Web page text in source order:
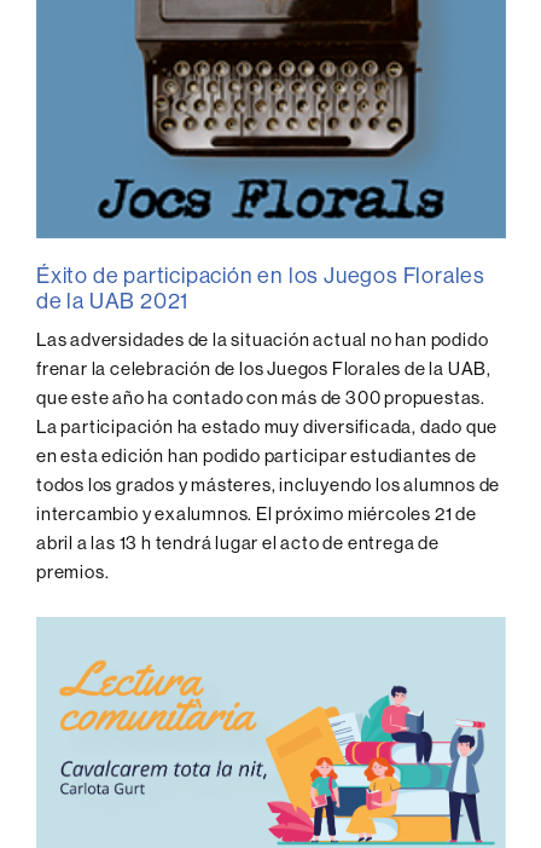
Éxito de participación en los Juegos Florales
de la UAB 2021
Las adversidades de la situación actual no han podido
frenar la celebración de los Juegos Florales de la UAB,
que este año ha contado con más de 300 propuestas.
La participación ha estado muy diversificada, dado que
en esta edición han podido participar estudiantes de
todos los grados y másteres, incluyendo los alumnos de
intercambio y exalumnos. El próximo miércoles 21 de
abril a las 13 h tendrá lugar el acto de entrega de
premios.